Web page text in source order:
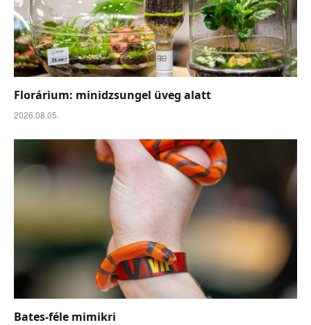
Florárium: minidzsungel üveg alatt
2026.08.05.
Bates-féle mimikri